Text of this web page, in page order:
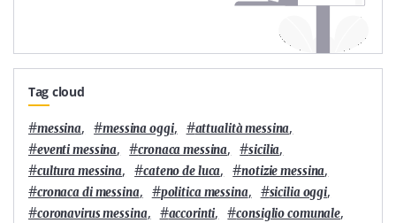
Tag cloud
#messina, #messina oggi, #attualità messina,
#eventi messina, #cronaca messina, #sicilia,
#cultura messina, #cateno de luca, #notizie messina,
#cronaca di messina, #politica messina, #sicilia oggi,
#coronavirus messina, #accorinti, #consiglio comunale,